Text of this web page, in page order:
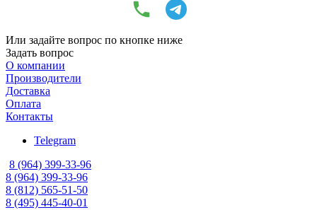
Или задайте вопрос по кнопке ниже
Задать вопрос
О компании
Производители
Доставка
Оплата
Контакты
Telegram
8 (964) 399-33-96
8 (964) 399-33-96
8 (812) 565-51-50
8 (495) 445-40-01